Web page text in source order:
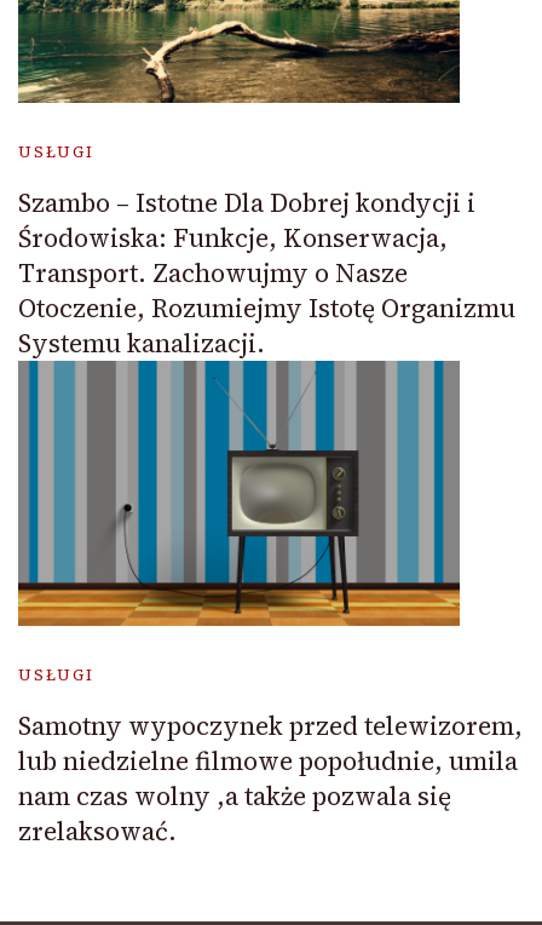
USŁUGI
Szambo – Istotne Dla Dobrej kondycji i
Środowiska: Funkcje, Konserwacja,
Transport. Zachowujmy o Nasze
Otoczenie, Rozumiejmy Istotę Organizmu
Systemu kanalizacji.
USŁUGI
Samotny wypoczynek przed telewizorem,
lub niedzielne filmowe popołudnie, umila
nam czas wolny ,a także pozwala się
zrelaksować.